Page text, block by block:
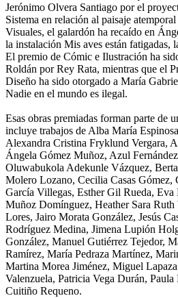
Jerónimo Olvera Santiago por el
Sistema en relación al paisaje
Visuales, el galardón ha recaído en
la instalación Mis aves están fatigadas,
El premio de Cómic e Ilustración ha
Roldán por Rey Rata, mientras que el
Diseño ha sido otorgado a María
Nadie en el mundo es ilegal.
Esas obras premiadas forman parte de
incluye trabajos de Alba María
Alexandra Cristina Fryklund Vergara,
Ángela Gómez Muñoz, Azul
Oluwabukola Adekunle Vázquez,
Molero Lozano, Cecilia Casas Gómez,
García Villegas, Esther Gil Rueda,
Muñoz Domínguez, Heather Sara
Lores, Jairo Morata González, Jesús
Rodríguez Medina, Jimena Lupión
González, Manuel Gutiérrez Tejedor,
Ramírez, María Pedraza Martínez,
Martina Morea Jiménez, Miguel
Valenzuela, Patricia Vega Durán,
Cuitiño Requeno.